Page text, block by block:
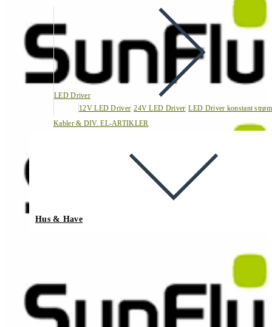
LED Driver
12V LED Driver 24V LED Driver LED Driver konstant strøm
Kabler & DIV. EL-ARTIKLER
Hus & Have